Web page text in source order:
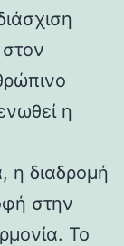
η
η διαδρομή
στην
Το